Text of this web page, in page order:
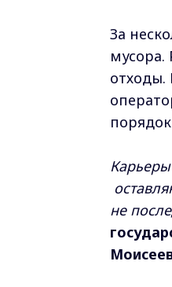
За
мусора.
отходы.
Карьеры
не